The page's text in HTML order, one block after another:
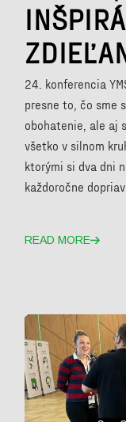
24. konferencia
presne to, čo sme
obohatenie, ale aj
všetko v silnom
ktorými si dva dni
každoročne
READ MORE